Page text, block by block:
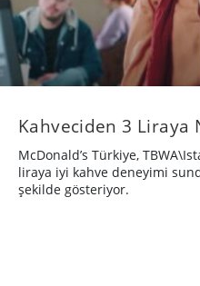
Kahveciden 3 Liraya
McDonald’s Türkiye,
liraya iyi kahve deneyimi
şekilde gösteriyor.